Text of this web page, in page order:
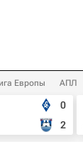
Европы АПЛ
0
2